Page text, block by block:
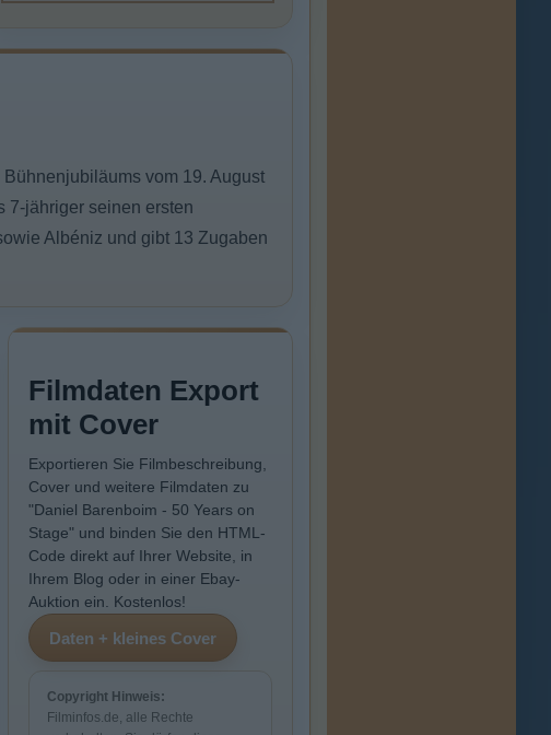
vom 19. August
7-jähriger seinen ersten
Albéniz und gibt 13 Zugaben
Filmdaten Export
mit Cover
Exportieren Sie Filmbeschreibung,
Cover und weitere Filmdaten zu
"Daniel Barenboim - 50 Years on
Stage" und binden Sie den HTML-
Code direkt auf Ihrer Website, in
Ihrem Blog oder in einer Ebay-
Auktion ein. Kostenlos!
Copyright Hinweis:
Filminfos.de, alle Rechte